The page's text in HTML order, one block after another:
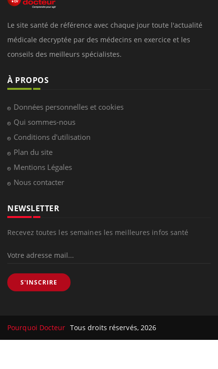
Le site santé de référence avec chaque jour toute l'actualité
médicale decryptée par des médecins en exercice et les
conseils des meilleurs spécialistes.
À PROPOS
Données personnelles et cookies
Qui sommes-nous
Conditions d'utilisation
Plan du site
Mentions Légales
Nous contacter
NEWSLETTER
Recevez toutes les semaines les meilleures infos santé
S'INSCRIRE
Pourquoi Docteur Tous droits réservés, 2026